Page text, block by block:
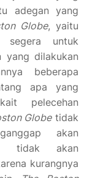
adegan yang
Globe, yaitu
segera untuk
yang dilakukan
beberapa
apa yang
pelecehan
Globetidak
akan
tidak akan
kurangnya